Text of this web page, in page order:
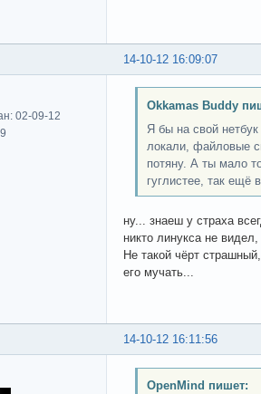
14-10-12 16:09:07
02-09-12
Okkamas Buddy
Я бы на свой
локали, файловые
потяну. А ты мало
гуглистее, так ещё
ну... знаеш у страха
никто линукса не
Не такой чёрт
его мучать...
14-10-12 16:11:56
OpenMind пишет: